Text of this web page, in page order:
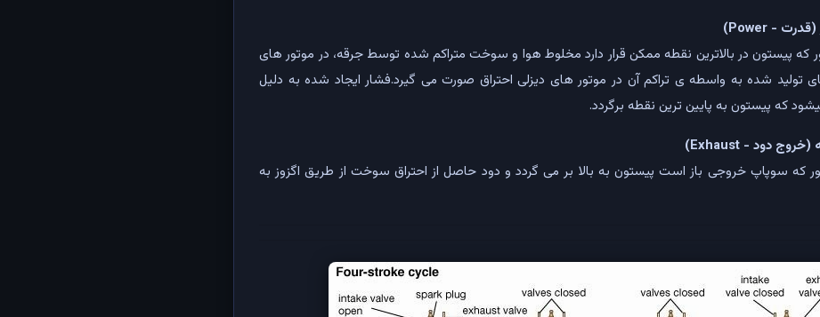
که پیستون در بالاترین نقطه ممکن قرار دارد مخلوط هوا و سوخت متراکم شده توسط جرقه، در موتور های
تولید شده به واسطه ی تراکم آن در موتور های دیزلی احتراق صورت می گیرد.فشار ایجاد شده به دلیل
که پیستون به پایین ترین نقطه برگردد.
که سوپاپ خروجی باز است پیستون به بالا بر می گردد و دود حاصل از احتراق سوخت از طریق اگزوز به